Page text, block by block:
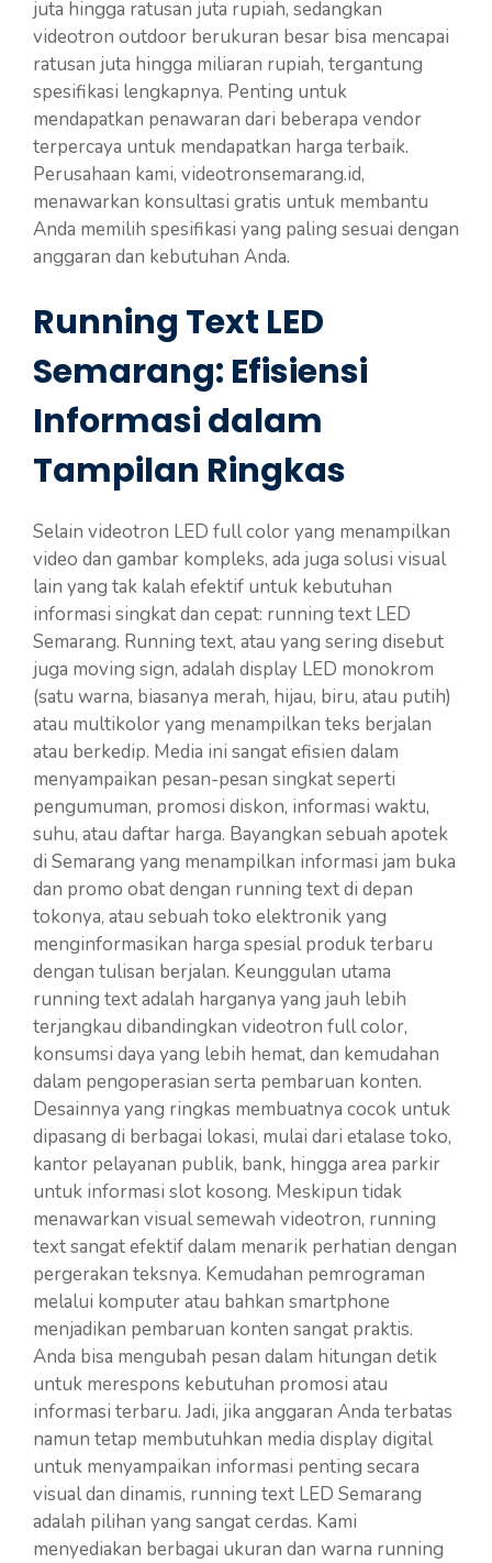
juta hingga ratusan juta rupiah, sedangkan
videotron outdoor berukuran besar bisa mencapai
ratusan juta hingga miliaran rupiah, tergantung
spesifikasi lengkapnya. Penting untuk
mendapatkan penawaran dari beberapa vendor
terpercaya untuk mendapatkan harga terbaik.
Perusahaan kami, videotronsemarang.id,
menawarkan konsultasi gratis untuk membantu
Anda memilih spesifikasi yang paling sesuai dengan
anggaran dan kebutuhan Anda.
Running Text LED
Semarang: Efisiensi
Informasi dalam
Tampilan Ringkas
Selain videotron LED full color yang menampilkan
video dan gambar kompleks, ada juga solusi visual
lain yang tak kalah efektif untuk kebutuhan
informasi singkat dan cepat: running text LED
Semarang. Running text, atau yang sering disebut
juga moving sign, adalah display LED monokrom
(satu warna, biasanya merah, hijau, biru, atau putih)
atau multikolor yang menampilkan teks berjalan
atau berkedip. Media ini sangat efisien dalam
menyampaikan pesan-pesan singkat seperti
pengumuman, promosi diskon, informasi waktu,
suhu, atau daftar harga. Bayangkan sebuah apotek
di Semarang yang menampilkan informasi jam buka
dan promo obat dengan running text di depan
tokonya, atau sebuah toko elektronik yang
menginformasikan harga spesial produk terbaru
dengan tulisan berjalan. Keunggulan utama
running text adalah harganya yang jauh lebih
terjangkau dibandingkan videotron full color,
konsumsi daya yang lebih hemat, dan kemudahan
dalam pengoperasian serta pembaruan konten.
Desainnya yang ringkas membuatnya cocok untuk
dipasang di berbagai lokasi, mulai dari etalase toko,
kantor pelayanan publik, bank, hingga area parkir
untuk informasi slot kosong. Meskipun tidak
menawarkan visual semewah videotron, running
text sangat efektif dalam menarik perhatian dengan
pergerakan teksnya. Kemudahan pemrograman
melalui komputer atau bahkan smartphone
menjadikan pembaruan konten sangat praktis.
Anda bisa mengubah pesan dalam hitungan detik
untuk merespons kebutuhan promosi atau
informasi terbaru. Jadi, jika anggaran Anda terbatas
namun tetap membutuhkan media display digital
untuk menyampaikan informasi penting secara
visual dan dinamis, running text LED Semarang
adalah pilihan yang sangat cerdas. Kami
menyediakan berbagai ukuran dan warna running